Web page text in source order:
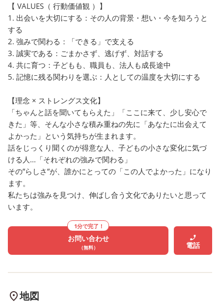
させていただきます。 な
お、定員に達し次第、新規受
付を終了させていただきます
ので、ご利用を検討されてい
る方は、お早めにお問い合わ
せください。 お子さまの
「楽しい！」「やってみた
しながら、成長をサポートし
ていきます。 皆さまからの
お問い合わせを心よりお待ち
しております。
【 VALUES（ 行動価値観 ）】
1. 出会いを大切にする：その人の背景・想い・今を知ろうと
する
2. 強みで関わる：「できる」で支える
3. 誠実である：ごまかさず、逃げず、対話する
4. 共に育つ：子どもも、職員も、法人も成長途中
5. 記憶に残る関わりを選ぶ：人としての温度を大切にする
【理念 × ストレングス文化】
「ちゃんと話を聞いてもらえた」「ここに来て、少し安心で
きた」等、そんな小さな積み重ねの先に「あなたに出会えて
よかった」という気持ちが生まれます。
話をじっくり聞くのが得意な人、子どもの小さな変化に気づ
ける人...「それぞれの強みで関わる」
その”らしさ”が、誰かにとっての「この人でよかった」になり
ます。
私たちは強みを見つけ、伸ばし合う文化でありたいと思って
います。
1分で完了！
お問い合わせ
（無料） 電話
地図